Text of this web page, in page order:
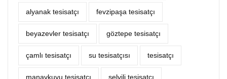
alyanak tesisatçı fevzipaşa tesisatçı
beyazevler tesisatçı göztepe tesisatçı
çamlı tesisatçı su tesisatçısı tesisatçı
manavkuyu tesisatçı selvili tesisatçı